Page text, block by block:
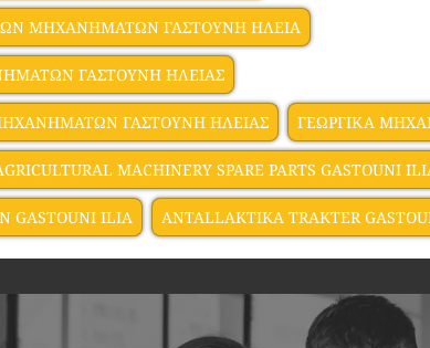
ΜΗΧΑΝΗΜΑΤΩΝ ΓΑΣΤΟΥΝΗ ΗΛΕΙΑ
ΓΑΣΤΟΥΝΗ ΗΛΕΙΑΣ
ΓΑΣΤΟΥΝΗ ΗΛΕΙΑΣ ΓΕΩΡΓΙΚΑ
MACHINERY SPARE PARTS GASTOUNI
GASTOUNI ILIA ANTALLAKTIKA TRAKTER